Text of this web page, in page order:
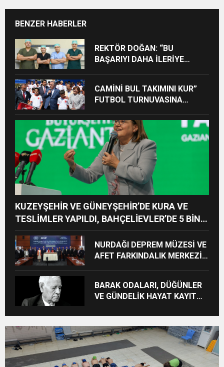
BENZER HABERLER
REKTÖR DOĞAN: “BU
BAŞARIYI DAHA İLERİYE
CAMİNİ BUL TAKIMINI KUR”
FUTBOL TURNUVASINA
BİSİKLET HEDİYE EDİLDİ
KUZEYŞEHİR VE GÜNEYŞEHİR’DE KURA VE
TESLİMLER YAPILDI, BAHÇELİEVLER’DE 5 BİN
KONUTUN TEMELİ ATILDI
NURDAĞI DEPREM MÜZESİ VE
AFET FARKINDALIK MERKEZİ
BARAK ODALARI, DÜĞÜNLER
VE GÜNDELİK HAYAT KAYIT